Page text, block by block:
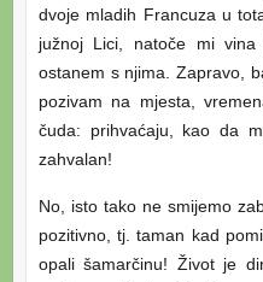
dvoje mladih Francuza u
južnoj Lici, natoče mi
ostanem s njima. Zapravo,
pozivam na mjesta,
čuda: prihvaćaju, kao da
zahvalan!
No, isto tako ne smijemo
pozitivno, tj. taman kad
opali šamarčinu! Život je